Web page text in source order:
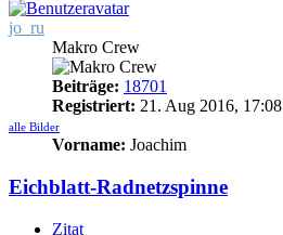
jo_ru
Makro Crew
Beiträge: 18701
Registriert: 21. Aug 2016, 17:08
alle Bilder
Vorname: Joachim
Eichblatt-Radnetzspinne
Zitat